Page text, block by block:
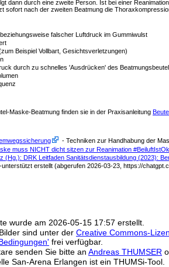
dann durch eine zweite Person. Ist bei einer
sofort nach der zweiten Beatmung die
falscher Luftdruck im Gummiwulst
Beispiel Vollbart, Gesichtsverletzungen)
durch zu schnelles 'Ausdrücken' des
Maske-Beatmung finden sie in der Praxisanleitung
- Techniken zur Handhabung der
muss NICHT dicht sitzen zur Reanimation #BeiluftIstOk
(Hg.): DRK Leitfaden Sanitätsdienstausbildung (2023):
erstellt (abgerufen 2026-03-23, https://
wurde am 2026-05-15 17:57 erstellt.
sind unter der Creative Commons-
frei verfügbar.
senden Sie bitte an Andreas THUMSER
San-Arena Erlangen ist ein THUMSi-Tool.